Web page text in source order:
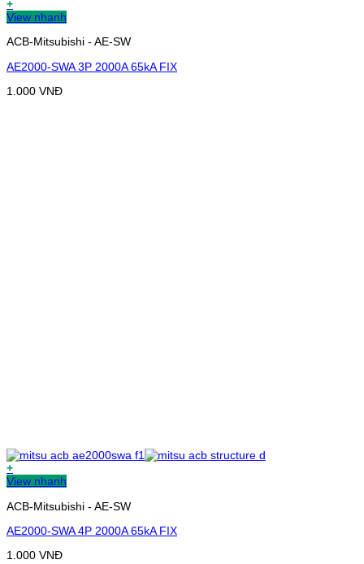
+
View nhanh
ACB-Mitsubishi - AE-SW
AE2000-SWA 3P 2000A 65kA FIX
1.000 VNĐ
+
View nhanh
ACB-Mitsubishi - AE-SW
AE2000-SWA 4P 2000A 65kA FIX
1.000 VNĐ